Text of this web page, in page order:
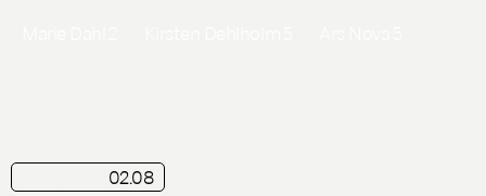
02.08